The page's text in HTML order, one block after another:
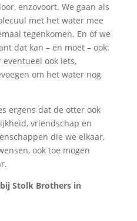
enzovoort. We gaan als
met het water mee
tegenkomen. En óf we
dat kan – en moet – ook:
ook iets,
om het water nog
ergens dat de otter ook
vriendschap en
die we elkaar,
ook toe mogen
Stolk Brothers in